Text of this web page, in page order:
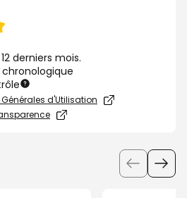
derniers mois.
chronologique
d'Utilisation